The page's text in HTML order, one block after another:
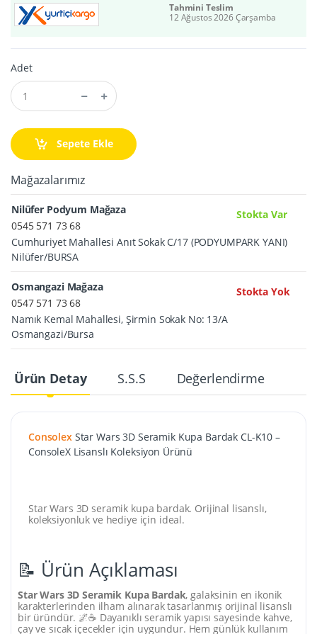
Tahmini Teslim
12 Ağustos 2026 Çarşamba
Adet
Sepete Ekle
Mağazalarımız
Nilüfer Podyum Mağaza
Stokta Var
0545 571 73 68
Cumhuriyet Mahallesi Anıt Sokak C/17 (PODYUMPARK YANI)
Nilüfer/BURSA
Osmangazi Mağaza
Stokta Yok
0547 571 73 68
Namık Kemal Mahallesi, Şirmin Sokak No: 13/A
Osmangazi/Bursa
Ürün Detay S.S.S Değerlendirme
ConsolexStar Wars 3D Seramik Kupa Bardak CL-K10 –
ConsoleX Lisanslı Koleksiyon Ürünü
Star Wars 3D seramik kupa bardak. Orijinal lisanslı,
koleksiyonluk ve hediye için ideal.
📝 Ürün Açıklaması
Star Wars 3D Seramik Kupa Bardak, galaksinin en ikonik
karakterlerinden ilham alınarak tasarlanmış orijinal lisanslı
bir üründür. 🌌☕ Dayanıklı seramik yapısı sayesinde kahve,
çay ve sıcak içecekler için uygundur. Hem günlük kullanım